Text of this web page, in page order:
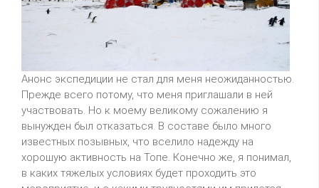
Анонс экспедиции не стал для меня неожиданностью.
Прежде всего потому, что меня приглашали в ней
участвовать. Но к моему великому сожалению я
вынужден был отказаться. В составе было много
известных позывных, что вселило надежду на
хорошую активность на Топе. Конечно же, я понимал,
в каких тяжелых условиях будет проходить это